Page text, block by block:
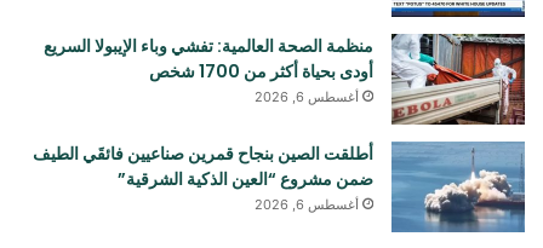
منظمة الصحة العالمية: تفشي وباء الإيبولا السريع
أودی بحياة أكثر من 1700 شخص
أغسطس 6, 2026
أطلقت الصين بنجاح قمرين صناعيين فائقَي الطيف
ضمن مشروع “العين الذكية الشرقية”
أغسطس 6, 2026